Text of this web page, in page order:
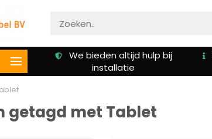
€
We bieden altijd hulp bij
installatie
getagd met Tablet